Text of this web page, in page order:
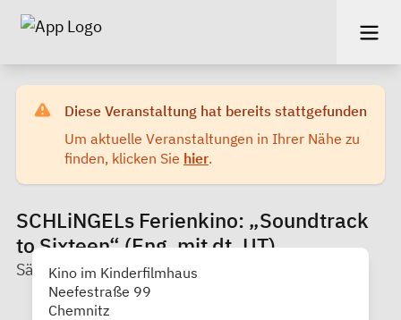
Diese Veranstaltung hat bereits stattgefunden
Um aktuelle Veranstaltungen in Ihrer Nähe zu
finden, klicken Sie hier.
SCHLiNGELs Ferienkino: „Soundtrack
to Sixteen“ (Eng. mit dt. UT)
Sächsischer Kinder- und Jugendfilmdienst e. V.
Kino im Kinderfilmhaus
Neefestraße 99
Chemnitz